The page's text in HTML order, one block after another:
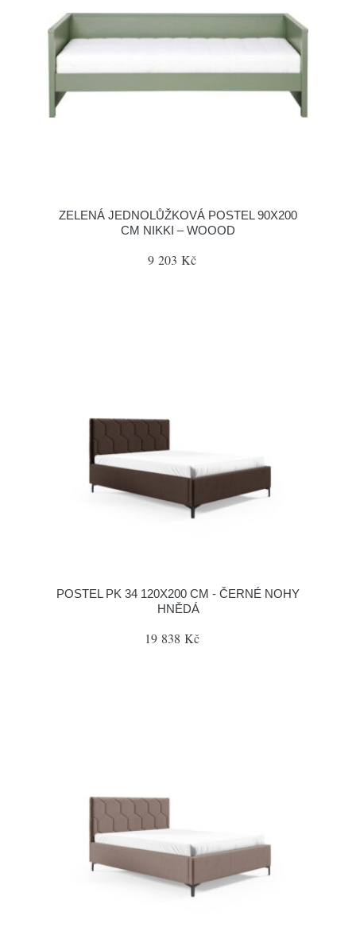
ZELENÁ JEDNOLŮŽKOVÁ POSTEL 90X200
CM NIKKI – WOOOD
9 203 Kč
POSTEL PK 34 120X200 CM - ČERNÉ NOHY
HNĚDÁ
19 838 Kč